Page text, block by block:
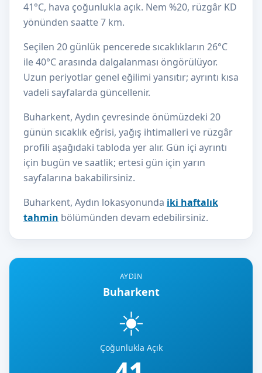
AYDIN
Buharkent
☀️
Çoğunlukla Açık
41°C, hava çoğunlukla açık. Nem %20, rüzgâr KD
yönünden saatte 7 km.
Seçilen 20 günlük pencerede sıcaklıkların 26°C
ile 40°C arasında dalgalanması öngörülüyor.
Uzun periyotlar genel eğilimi yansıtır; ayrıntı kısa
vadeli sayfalarda güncellenir.
Buharkent, Aydın çevresinde önümüzdeki 20
günün sıcaklık eğrisi, yağış ihtimalleri ve rüzgâr
profili aşağıdaki tabloda yer alır. Gün içi ayrıntı
için bugün ve saatlik; ertesi gün için yarın
sayfalarına bakabilirsiniz.
Buharkent, Aydın lokasyonunda iki haftalık
tahmin bölümünden devam edebilirsiniz.